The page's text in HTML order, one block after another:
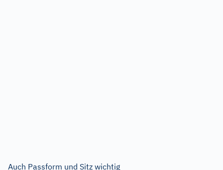
Auch Passform und Sitz wichtig